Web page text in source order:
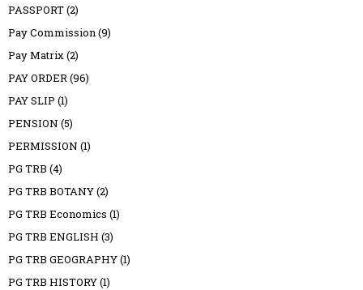
PASSPORT(2)
Pay Commission(9)
Pay Matrix(2)
PAY ORDER(96)
PAY SLIP (1)
PENSION (5)
PERMISSION (1)
PG TRB (4)
PG TRB BOTANY(2)
PG TRB Economics (1)
PG TRB ENGLISH (3)
PG TRB GEOGRAPHY(1)
PG TRB HISTORY(1)